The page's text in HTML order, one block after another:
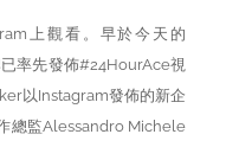
上觀看。早於今天的
率先發佈#24HourAce視
以Instagram發佈的新企
總監Alessandro Michele